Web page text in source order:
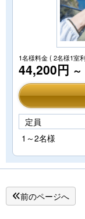
1名様料金( 2名様1室
44,200円 ～
定員
1～2名様
前のページへ